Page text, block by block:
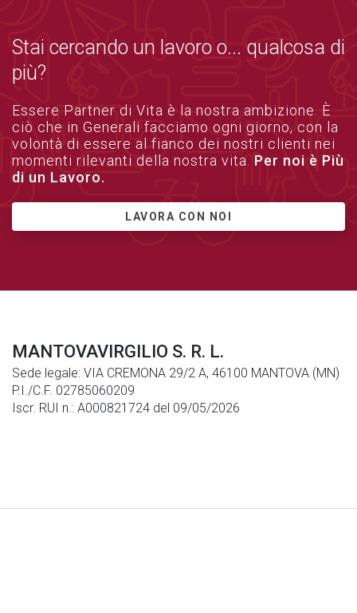
Stai cercando un lavoro o... qualcosa di
più?
Essere Partner di Vita è la nostra ambizione. È
ciò che in Generali facciamo ogni giorno, con la
volontà di essere al fianco dei nostri clienti nei
momenti rilevanti della nostra vita. Per noi è Più
di un Lavoro.
LAVORA CON NOI
MANTOVAVIRGILIO S. R. L.
Sede legale: VIA CREMONA 29/2 A, 46100 MANTOVA (MN)
P.I./C.F. 02785060209
Iscr. RUI n.: A000821724 del 09/05/2026